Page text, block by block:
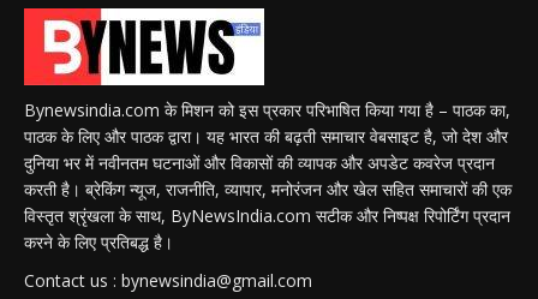
Bynewsindia.com के मिशन को इस प्रकार परिभाषित किया गया है – पाठक का,
पाठक के लिए और पाठक द्वारा। यह भारत की बढ़ती समाचार वेबसाइट है, जो देश और
दुनिया भर में नवीनतम घटनाओं और विकासों की व्यापक और अपडेट कवरेज प्रदान
करती है। ब्रेकिंग न्यूज, राजनीति, व्यापार, मनोरंजन और खेल सहित समाचारों की एक
विस्तृत श्रृंखला के साथ, ByNewsIndia.com सटीक और निष्पक्ष रिपोर्टिंग प्रदान
करने के लिए प्रतिबद्ध है।
Contact us : bynewsindia@gmail.com